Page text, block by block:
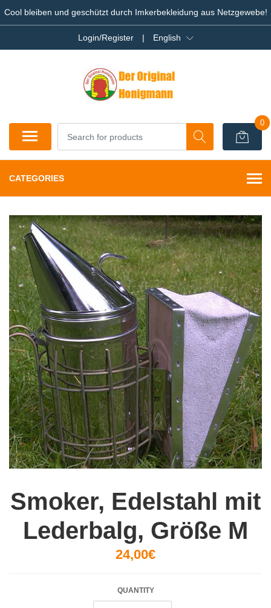
Cool bleiben und geschützt durch Imkerbekleidung aus Netzgewebe!
Login/Register | English
0
CATEGORIES
Smoker, Edelstahl mit
Lederbalg, Größe M
24,00€
QUANTITY